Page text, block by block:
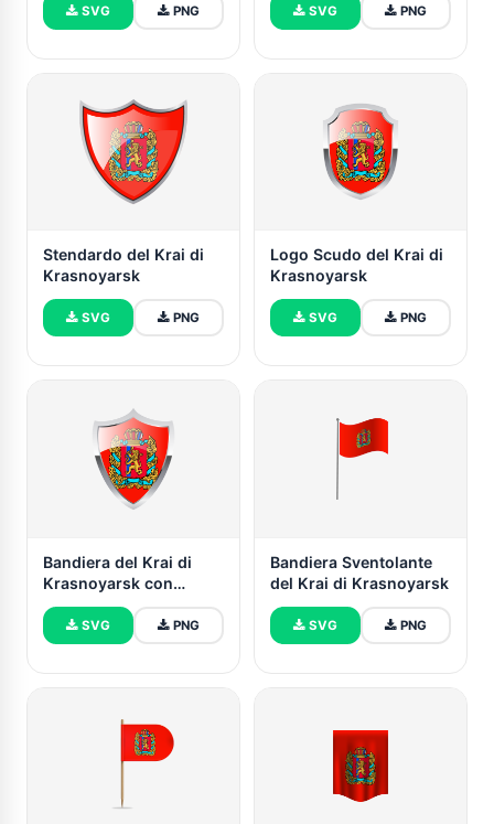
SVG PNG SVG PNG
Stendardo del Krai di
Krasnoyarsk
SVG PNG
Logo Scudo del Krai di
Krasnoyarsk
SVG PNG
Bandiera del Krai di
Krasnoyarsk con
Scudo Medievale
SVG PNG
Bandiera Sventolante
del Krai di Krasnoyarsk
SVG PNG